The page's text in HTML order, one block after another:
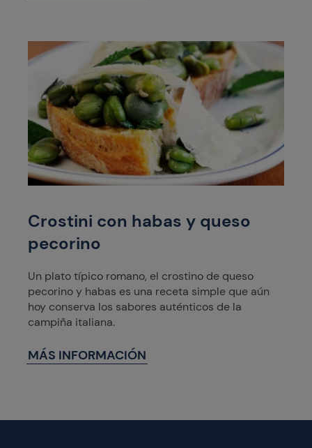
Crostini con habas y queso
pecorino
Un plato típico romano, el crostino de queso
pecorino y habas es una receta simple que aún
hoy conserva los sabores auténticos de la
campiña italiana.
MÁS INFORMACIÓN